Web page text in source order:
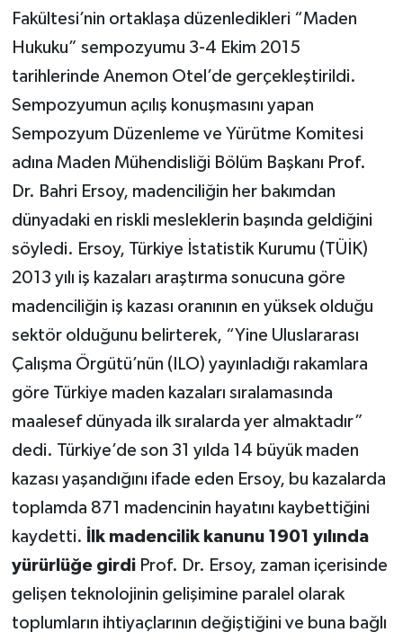
Fakültesi’nin ortaklaşa düzenledikleri “Maden
Hukuku” sempozyumu 3-4 Ekim 2015
tarihlerinde Anemon Otel’de gerçekleştirildi.
Sempozyumun açılış konuşmasını yapan
Sempozyum Düzenleme ve Yürütme Komitesi
adına Maden Mühendisliği Bölüm Başkanı Prof.
Dr. Bahri Ersoy, madenciliğin her bakımdan
dünyadaki en riskli mesleklerin başında geldiğini
söyledi. Ersoy, Türkiye İstatistik Kurumu (TÜİK)
2013 yılı iş kazaları araştırma sonucuna göre
madenciliğin iş kazası oranının en yüksek olduğu
sektör olduğunu belirterek, “Yine Uluslararası
Çalışma Örgütü’nün (ILO) yayınladığı rakamlara
göre Türkiye maden kazaları sıralamasında
maalesef dünyada ilk sıralarda yer almaktadır”
dedi. Türkiye’de son 31 yılda 14 büyük maden
kazası yaşandığını ifade eden Ersoy, bu kazalarda
toplamda 871 madencinin hayatını kaybettiğini
kaydetti.
İlk madencilik kanunu 1901 yılında
yürürlüğe girdiProf. Dr. Ersoy, zaman içerisinde
gelişen teknolojinin gelişimine paralel olarak
toplumların ihtiyaçlarının değiştiğini ve buna bağlı